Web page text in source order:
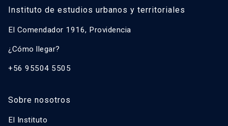
Instituto de estudios urbanos y territoriales
El Comendador 1916, Providencia
¿Cómo llegar?
+56 95504 5505
Sobre nosotros
El Instituto